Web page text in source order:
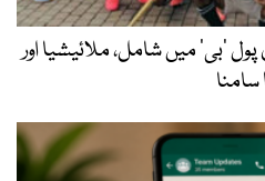
’بی‘ میں شامل، ملائیشیا اور